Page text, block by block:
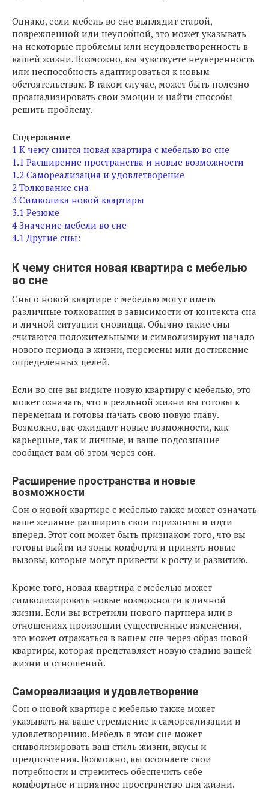
Однако, если мебель во сне выглядит старой,
поврежденной или неудобной, это может указывать
на некоторые проблемы или неудовлетворенность в
вашей жизни. Возможно, вы чувствуете неуверенность
или неспособность адаптироваться к новым
обстоятельствам. В таком случае, может быть полезно
проанализировать свои эмоции и найти способы
решить проблему.
Содержание
1 К чему снится новая квартира с мебелью во сне
1.1 Расширение пространства и новые возможности
1.2 Самореализация и удовлетворение
2 Толкование сна
3 Символика новой квартиры
3.1 Резюме
4 Значение мебели во сне
4.1 Другие сны:
К чему снится новая квартира с мебелью
во сне
Сны о новой квартире с мебелью могут иметь
различные толкования в зависимости от контекста сна
и личной ситуации сновидца. Обычно такие сны
считаются положительными и символизируют начало
нового периода в жизни, перемены или достижение
определенных целей.
Если во сне вы видите новую квартиру с мебелью, это
может означать, что в реальной жизни вы готовы к
переменам и готовы начать свою новую главу.
Возможно, вас ожидают новые возможности, как
карьерные, так и личные, и ваше подсознание
сообщает вам об этом через сон.
Расширение пространства и новые
возможности
Сон о новой квартире с мебелью также может означать
ваше желание расширить свои горизонты и идти
вперед. Этот сон может быть признаком того, что вы
готовы выйти из зоны комфорта и принять новые
вызовы, которые могут привести к росту и развитию.
Кроме того, новая квартира с мебелью может
символизировать новые возможности в личной
жизни. Если вы встретили нового партнера или в
отношениях произошли существенные изменения,
это может отражаться в вашем сне через образ новой
квартиры, которая представляет новую стадию вашей
жизни и отношений.
Самореализация и удовлетворение
Сон о новой квартире с мебелью также может
указывать на ваше стремление к самореализации и
удовлетворению. Мебель в этом сне может
символизировать ваш стиль жизни, вкусы и
предпочтения. Возможно, вы осознаете свои
потребности и стремитесь обеспечить себе
комфортное и приятное пространство для жизни.